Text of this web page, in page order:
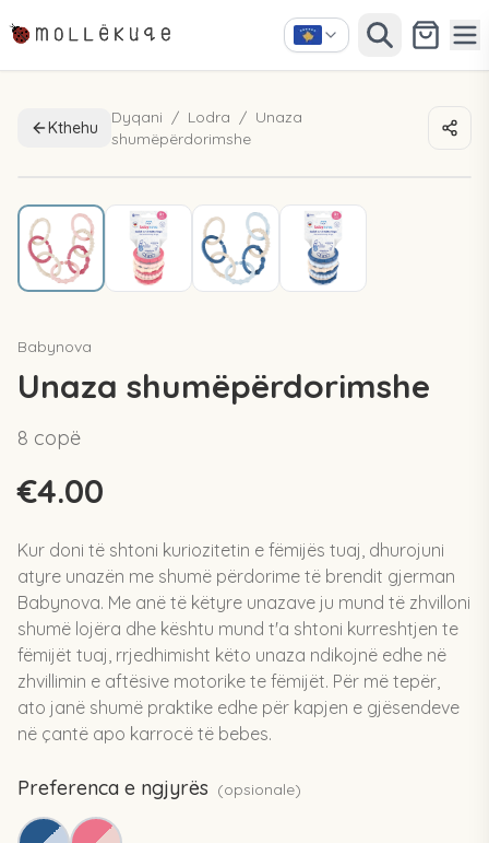
Kthehu
Dyqani / Lodra / Unaza
shumëpërdorimshe
Babynova
Unaza shumëpërdorimshe
8 copë
€4.00
Kur doni të shtoni kuriozitetin e fëmijës tuaj, dhurojuni
atyre unazën me shumë përdorime të brendit gjerman
Babynova. Me anë të këtyre unazave ju mund të zhvilloni
shumë lojëra dhe kështu mund t'a shtoni kurreshtjen te
fëmijët tuaj, rrjedhimisht këto unaza ndikojnë edhe në
zhvillimin e aftësive motorike te fëmijët. Për më tepër,
ato janë shumë praktike edhe për kapjen e gjësendeve
në çantë apo karrocë të bebes.
Preferenca e ngjyrës (opsionale)